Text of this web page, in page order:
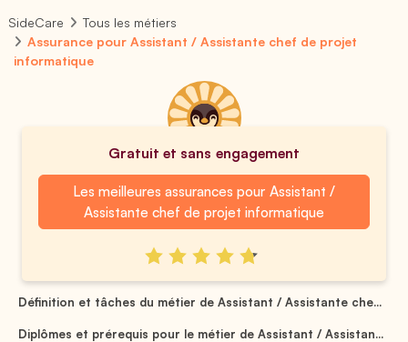
SideCare
Tous les métiers
Assurance pour Assistant / Assistante chef de projet
informatique
Gratuit et sans engagement
Les meilleures assurances pour Assistant /
Assistante chef de projet informatique
Définition et tâches du métier de Assistant / Assistante che...
Diplômes et prérequis pour le métier de Assistant / Assistan...